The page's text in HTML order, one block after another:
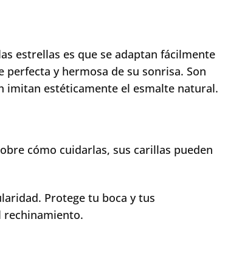
estrellas es que se adaptan fácilmente
y hermosa de su sonrisa. Son
imitan estéticamente el esmalte natural.
cómo cuidarlas, sus carillas pueden
Protege tu boca y tus